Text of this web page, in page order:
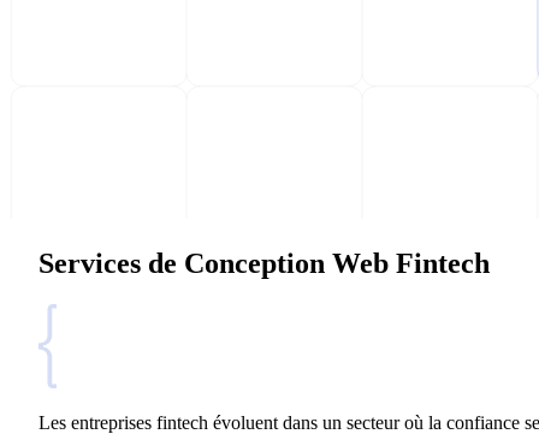
Services de Conception Web Fintech
Les entreprises fintech évoluent dans un secteur où la confiance se